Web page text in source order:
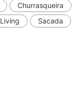
Churrasqueira
Living
Sacada